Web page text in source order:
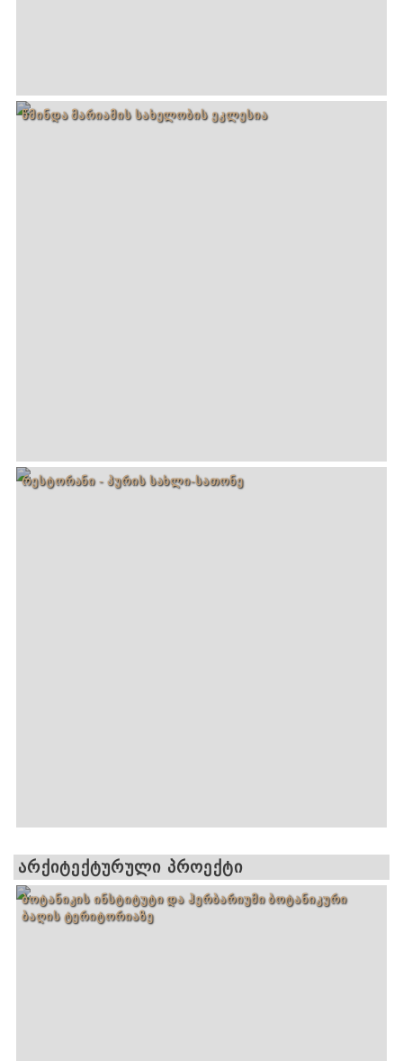
ᲬᲛᲘᲜᲓᲐ ᲛᲐᲠᲘᲐᲛᲘᲡ ᲡᲐᲮᲔᲚᲝᲑᲘᲡ ᲔᲙᲚᲔᲡᲘᲐ
ᲠᲔᲡᲢᲝᲠᲐᲜᲘ - ᲞᲣᲠᲘᲡ ᲡᲐᲮᲚᲘ-ᲡᲐᲗᲝᲜᲔ
ᲐᲠᲥᲘᲢᲔᲥᲢᲣᲠᲣᲚᲘ ᲞᲠᲝᲔᲥᲢᲘ
ᲑᲝᲢᲐᲜᲘᲙᲘᲡ ᲘᲜᲡᲢᲘᲢᲣᲢᲘ ᲓᲐ ᲰᲔᲠᲑᲐᲠᲘᲣᲛᲘ ᲑᲝᲢᲐᲜᲘᲙᲣᲠᲘ
ᲑᲐᲦᲘᲡ ᲢᲔᲠᲘᲢᲝᲠᲘᲐᲖᲔ